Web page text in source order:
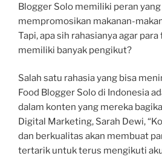
Blogger Solo memiliki peran
mempromosikan makanan-
Tapi, apa sih rahasianya agar
memiliki banyak pengikut?
Salah satu rahasia yang bisa
Food Blogger Solo di Indonesia
dalam konten yang mereka
Digital Marketing, Sarah Dewi,
dan berkualitas akan membuat
tertarik untuk terus mengikuti